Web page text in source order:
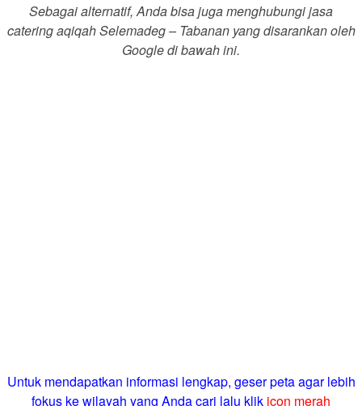
Sebagai alternatif, Anda bisa juga menghubungi jasa
catering aqiqah Selemadeg – Tabanan yang disarankan oleh
Google di bawah ini.
Untuk mendapatkan informasi lengkap, geser peta agar lebih
fokus ke wilayah yang Anda cari lalu klik icon merah